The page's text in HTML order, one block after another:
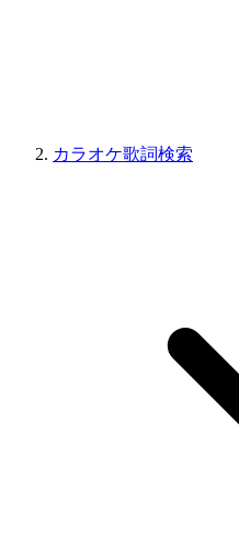
カラオケ歌詞検索